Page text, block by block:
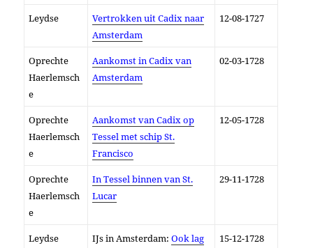
Leydse
Vertrokken uit Cadix naar
Amsterdam
12-08-1727
Oprechte
Haerlemsch
e
Aankomst in Cadix van
Amsterdam
02-03-1728
Oprechte
Haerlemsch
e
Aankomst van Cadix op
Tessel met schip St.
Francisco
12-05-1728
Oprechte
Haerlemsch
e
In Tessel binnen van St.
Lucar
29-11-1728
Leydse IJs in Amsterdam:Ook lag
15-12-1728